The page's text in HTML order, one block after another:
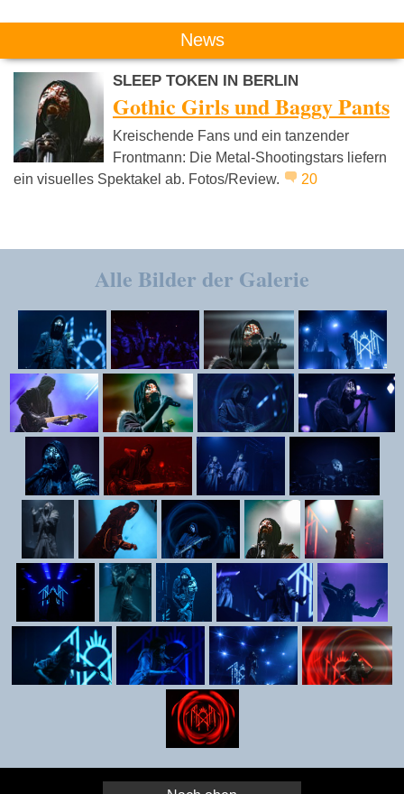
News
SLEEP TOKEN IN BERLIN
Gothic Girls und Baggy Pants
Kreischende Fans und ein tanzender
Frontmann: Die Metal-Shootingstars liefern
ein visuelles Spektakel ab. Fotos/Review.
20
Alle Bilder der Galerie